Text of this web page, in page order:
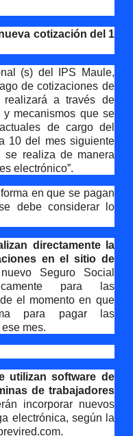
cotización del 1
(s) del IPS Maule,
de cotizaciones de
a través de
mecanismos que se
de cargo del
10 del mes siguiente
se realiza de manera
electrónico”.
en que se pagan
debe considerar lo
directamente la
en el sitio de
Seguro Social
para las
el momento en que
para pagar las
mes.
utilizan software de
de trabajadores
incorporar nuevos
electrónica, según la